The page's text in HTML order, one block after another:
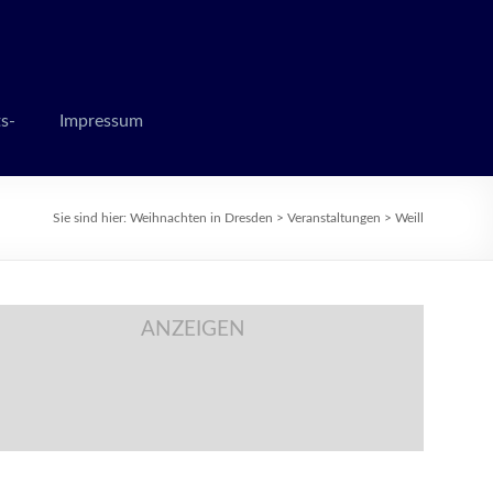
Impressum
Sie sind hier: Weihnachten in Dresden > Veranstaltungen > Weill
ANZEIGEN